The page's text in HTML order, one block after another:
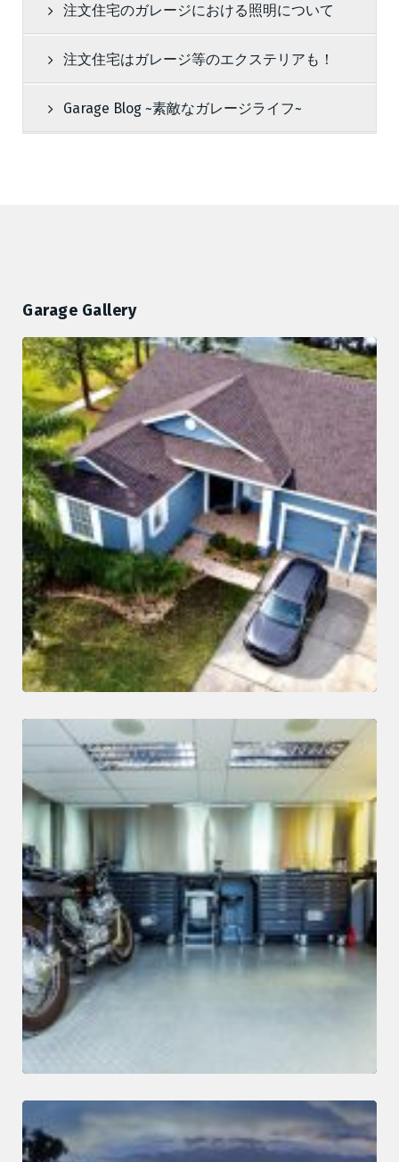
注文住宅のガレージにおける照明について
注文住宅はガレージ等のエクステリアも！
Garage Blog ~素敵なガレージライフ~
Garage Gallery